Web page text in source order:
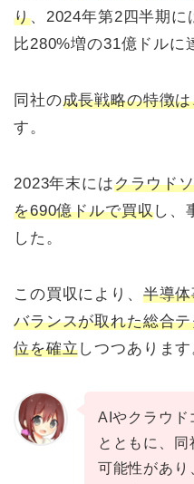
り、2024年第2四半期に
比280%増の31億ドルに
同社の成長戦略の特徴
す。
2023年末にはクラウド
を690億ドルで買収し、
した。
この買収により、 半導
バランスが取れた総合
位を確立しつつあります
AIやクラウド
とともに、同
可能性があり